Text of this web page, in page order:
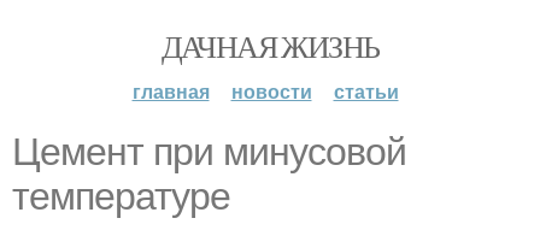
ДАЧНАЯ ЖИЗНЬ
главная новости статьи
Цемент при минусовой
температуре